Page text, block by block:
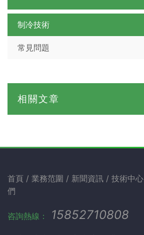
制冷技術
常見問題
相關文章
首頁 業務范圍 新聞資訊 技術中心
們
咨詢熱線： 15852710808